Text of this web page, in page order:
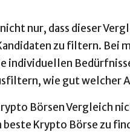
nur, dass dieser
zu filtern.
individuellen
wie gut welcher
Börsen Vergleich
beste Krypto Börse zu